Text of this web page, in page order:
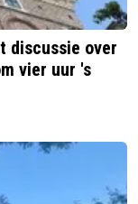
discussie over
vier uur 's